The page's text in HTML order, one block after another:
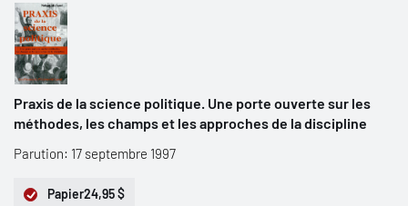
Praxis de la science politique. Une porte ouverte sur les
méthodes, les champs et les approches de la discipline
Parution: 17 septembre 1997
Papier24,95 $